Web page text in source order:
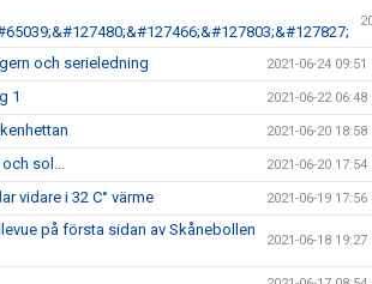
och serieledning 2021-06-24 09:51
1 2021-06-22 06:48
2021-06-20 18:58
och sol... 2021-06-20 17:54
vidare i 32 C° värme 2021-06-19 17:56
på första sidan av Skånebollen
2021-06-18 19:27